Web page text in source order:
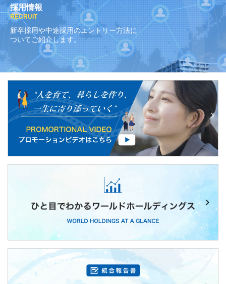
採用情報
RECRUIT
新卒採用や中途採用のエントリー方法に
ついてご紹介します。